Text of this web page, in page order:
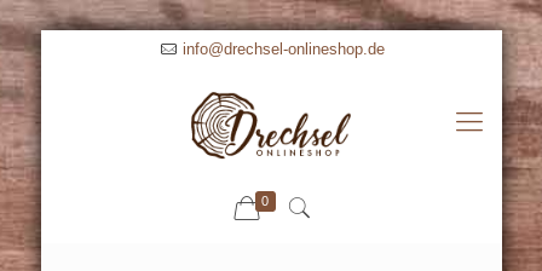
info@drechsel-onlineshop.de
0